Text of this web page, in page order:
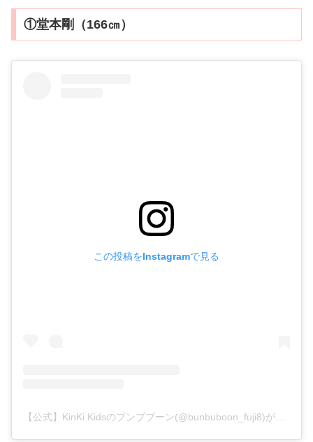
①堂本剛（166㎝）
この投稿をInstagramで見る
【公式】KinKi Kidsのブンブブーン(@bunbuboon_fuji8)がシェアした投稿